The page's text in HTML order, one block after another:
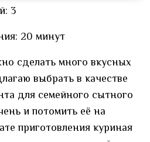
3
20 минут
сделать много вкусных
выбрать в качестве
для семейного сытного
и потомить её на
приготовления куриная